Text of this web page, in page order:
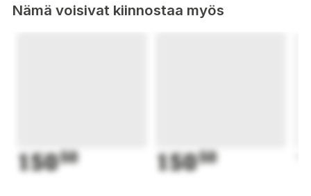
Nämä voisivat kiinnostaa myös
15050 15050